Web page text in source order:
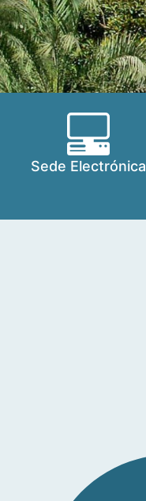
Sede Electrónica